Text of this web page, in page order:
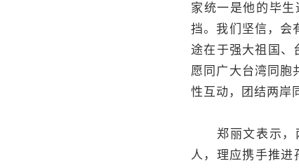
家统一是他的毕
挡。我们坚信，会
途在于强大祖国、
愿同广大台湾同胞
性互动，团结两岸
郑丽文表示，两
人，理应携手推进